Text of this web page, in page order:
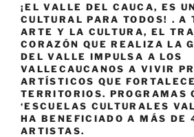
¡EL VALLE DEL CAUCA, ES
CULTURAL PARA TODOS! . A
ARTE Y LA CULTURA, EL
CORAZÓN QUE REALIZA LA
DEL VALLE IMPULSA A LOS
VALLECAUCANOS A VIVIR
ARTÍSTICOS QUE
TERRITORIOS. PROGRAMAS
‘ESCUELAS CULTURALES
HA BENEFICIADO A MÁS DE
ARTISTAS.